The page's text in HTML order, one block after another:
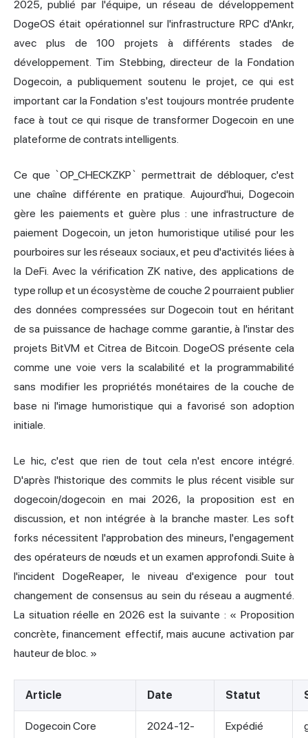
2025, publié par l'équipe, un réseau de développement
DogeOS était opérationnel sur l'infrastructure RPC d'Ankr,
avec plus de 100 projets à différents stades de
développement. Tim Stebbing, directeur de la Fondation
Dogecoin, a publiquement soutenu le projet, ce qui est
important car la Fondation s'est toujours montrée prudente
face à tout ce qui risque de transformer Dogecoin en une
plateforme de contrats intelligents.
Ce que `OP_CHECKZKP` permettrait de débloquer, c'est
une chaîne différente en pratique. Aujourd'hui, Dogecoin
gère les paiements et guère plus : une infrastructure de
paiement Dogecoin, un jeton humoristique utilisé pour les
pourboires sur les réseaux sociaux, et peu d'activités liées à
la DeFi. Avec la vérification ZK native, des applications de
type rollup et un écosystème de couche 2 pourraient publier
des données compressées sur Dogecoin tout en héritant
de sa puissance de hachage comme garantie, à l'instar des
projets BitVM et Citrea de Bitcoin. DogeOS présente cela
comme une voie vers la scalabilité et la programmabilité
sans modifier les propriétés monétaires de la couche de
base ni l'image humoristique qui a favorisé son adoption
initiale.
Le hic, c'est que rien de tout cela n'est encore intégré.
D'après l'historique des commits le plus récent visible sur
dogecoin/dogecoin en mai 2026, la proposition est en
discussion, et non intégrée à la branche master. Les soft
forks nécessitent l'approbation des mineurs, l'engagement
des opérateurs de nœuds et un examen approfondi. Suite à
l'incident DogeReaper, le niveau d'exigence pour tout
changement de consensus au sein du réseau a augmenté.
La situation réelle en 2026 est la suivante : « Proposition
concrète, financement effectif, mais aucune activation par
hauteur de bloc. »
Article Date Statut
Dogecoin Core
2024-12-
Expédié